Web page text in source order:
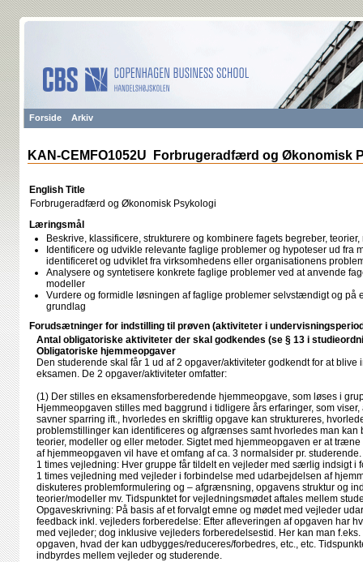
Forside Arkiv
KAN-CEMFO1052U Forbrugeradfærd og Økonomisk
English Title
Forbrugeradfærd og Økonomisk Psykologi
Læringsmål
Beskrive, klassificere, strukturere og kombinere fagets begreber,
Identificere og udvikle relevante faglige problemer og hypoteser ud fra
identificeret og udviklet fra virksomhedens eller organisationens
Analysere og syntetisere konkrete faglige problemer ved at anvende
modeller
Vurdere og formidle løsningen af faglige problemer selvstændigt og på
grundlag
Forudsætninger for indstilling til prøven (aktiviteter i
Antal obligatoriske aktiviteter der skal godkendes (se § 13 i
Obligatoriske hjemmeopgaver
Den studerende skal får 1 ud af 2 opgaver/aktiviteter godkendt for at
eksamen. De 2 opgaver/aktiviteter omfatter:
(1) Der stilles en eksamensforberedende hjemmeopgave, som løses i
Hjemmeopgaven stilles med baggrund i tidligere års erfaringer, som
savner sparring ift., hvorledes en skriftlig opgave kan struktureres,
problemstillinger kan identificeres og afgrænses samt hvorledes man kan
teorier, modeller og eller metoder. Sigtet med hjemmeopgaven er at
af hjemmeopgaven vil have et omfang af ca. 3 normalsider pr. studerende.
1 times vejledning: Hver gruppe får tildelt en vejleder med særlig indsigt i
1 times vejledning med vejleder i forbindelse med udarbejdelsen af
diskuteres problemformulering og – afgrænsning, opgavens struktur og
teorier/modeller mv. Tidspunktet for vejledningsmødet aftales mellem
Opgaveskrivning: På basis af et forvalgt emne og mødet med vejleder
feedback inkl. vejleders forberedelse: Efter afleveringen af opgaven har
med vejleder; dog inklusive vejleders forberedelsestid. Her kan man
opgaven, hvad der kan udbygges/​reduceres/​forbedres, etc., etc.
indbyrdes mellem vejleder og studerende.